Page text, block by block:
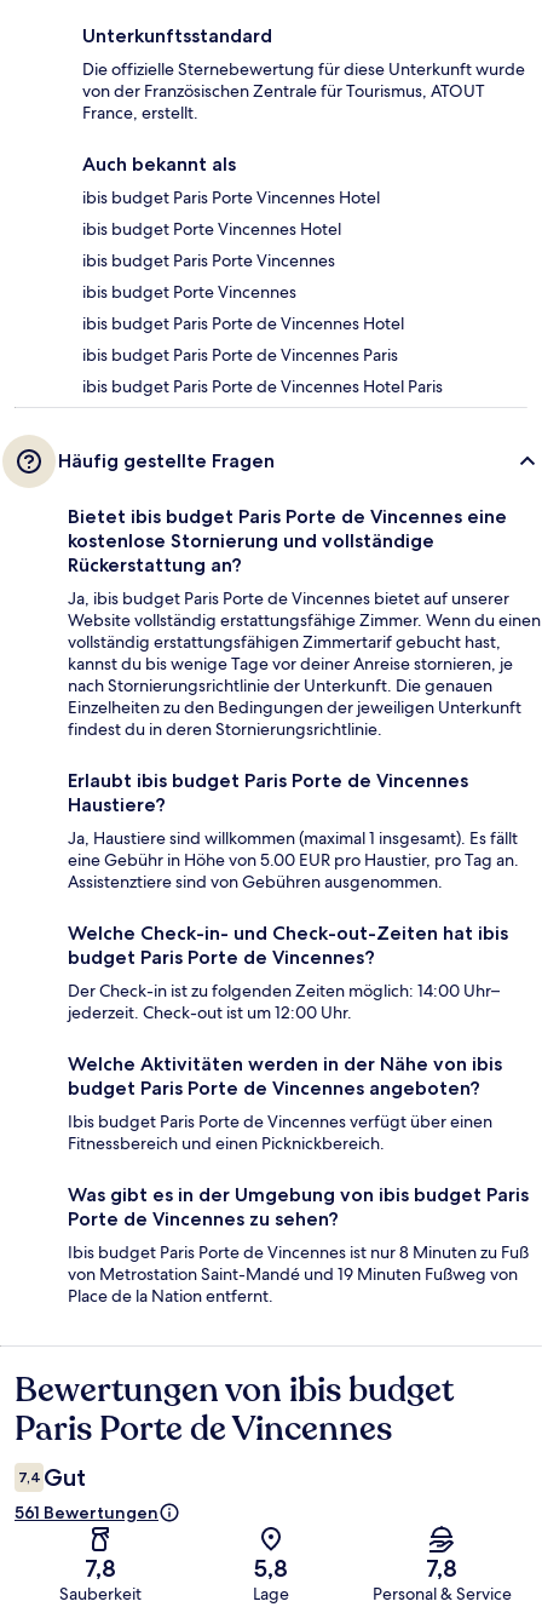
Unterkunftsstandard
Die offizielle Sternebewertung für diese Unterkunft wurde
von der Französischen Zentrale für Tourismus, ATOUT
France, erstellt.
Auch bekannt als
ibis budget Paris Porte Vincennes Hotel
ibis budget Porte Vincennes Hotel
ibis budget Paris Porte Vincennes
ibis budget Porte Vincennes
ibis budget Paris Porte de Vincennes Hotel
ibis budget Paris Porte de Vincennes Paris
ibis budget Paris Porte de Vincennes Hotel Paris
Häufig gestellte Fragen
Bietet ibis budget Paris Porte de Vincennes eine
kostenlose Stornierung und vollständige
Rückerstattung an?
Ja, ibis budget Paris Porte de Vincennes bietet auf unserer
Website vollständig erstattungsfähige Zimmer. Wenn du einen
vollständig erstattungsfähigen Zimmertarif gebucht hast,
kannst du bis wenige Tage vor deiner Anreise stornieren, je
nach Stornierungsrichtlinie der Unterkunft. Die genauen
Einzelheiten zu den Bedingungen der jeweiligen Unterkunft
findest du in deren Stornierungsrichtlinie.
Erlaubt ibis budget Paris Porte de Vincennes
Haustiere?
Ja, Haustiere sind willkommen (maximal 1 insgesamt). Es fällt
eine Gebühr in Höhe von 5.00 EUR pro Haustier, pro Tag an.
Assistenztiere sind von Gebühren ausgenommen.
Welche Check-in- und Check-out-Zeiten hat ibis
budget Paris Porte de Vincennes?
Der Check-in ist zu folgenden Zeiten möglich: 14:00 Uhr–
jederzeit. Check-out ist um 12:00 Uhr.
Welche Aktivitäten werden in der Nähe von ibis
budget Paris Porte de Vincennes angeboten?
Ibis budget Paris Porte de Vincennes verfügt über einen
Fitnessbereich und einen Picknickbereich.
Was gibt es in der Umgebung von ibis budget Paris
Porte de Vincennes zu sehen?
Ibis budget Paris Porte de Vincennes ist nur 8 Minuten zu Fuß
von Metrostation Saint-Mandé und 19 Minuten Fußweg von
Place de la Nation entfernt.
Bewertungen
Bewertungen von ibis budget
Paris Porte de Vincennes
7,4 Gut
561 Bewertungen
7,8
Sauberkeit
5,8
Lage
7,8
Personal & Service